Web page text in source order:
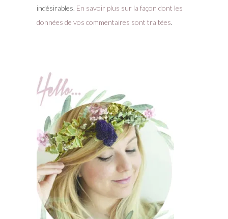
indésirables. En savoir plus sur la façon dont les
données de vos commentaires sont traitées.